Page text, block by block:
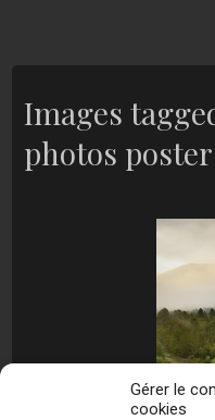
Gérer le
cookies
Images
photos